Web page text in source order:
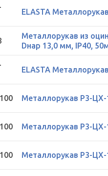
ELASTA
Металлорукав из
Dнар 13,0 мм, IP40,
ELASTA
Металлорукав Р3-ЦХ-
Металлорукав Р3-ЦХ-
Металлорукав Р3-ЦХ-